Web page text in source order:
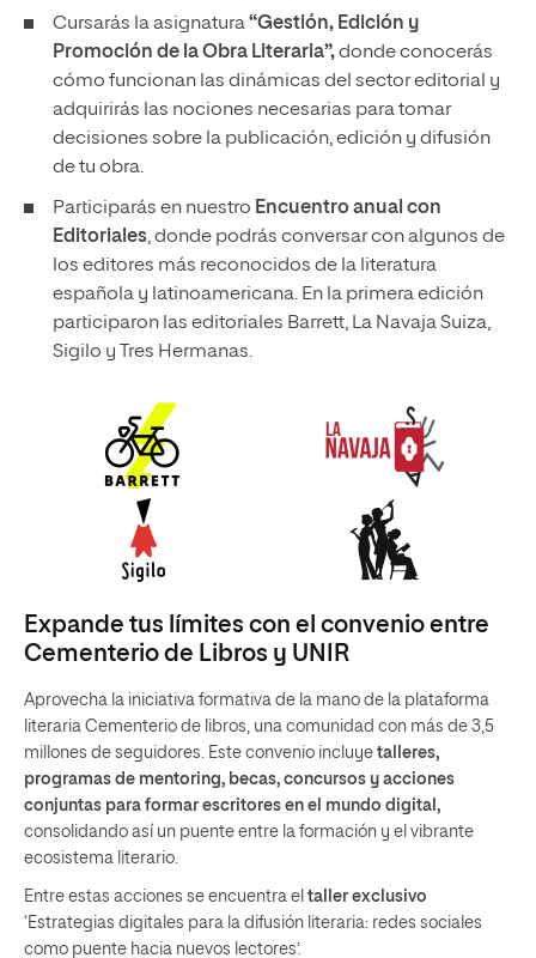
Cursarás la asignatura“Gestión, Edición y
Promoción de la Obra Literaria”,donde conocerás
cómo funcionan las dinámicas del sector editorial y
adquirirás las nociones necesarias para tomar
decisiones sobre la publicación, edición y difusión
de tu obra.
Participarás en nuestro Encuentro anual con
Editoriales, donde podrás conversar con algunos de
los editores más reconocidos de la literatura
española y latinoamericana. En la primera edición
participaron las editoriales Barrett, La Navaja Suiza,
Sigilo y Tres Hermanas.
Expande tus límites con el convenio entre
Cementerio de Libros y UNIR
Aprovecha la iniciativa formativa de la mano de la plataforma
literaria Cementerio de libros, una comunidad con más de 3,5
millones de seguidores. Este convenio incluye talleres,
programas de mentoring, becas, concursos y acciones
conjuntas para formar escritores en el mundo digital,
consolidando así un puente entre la formación y el vibrante
ecosistema literario.
Entre estas acciones se encuentra el taller exclusivo
‘Estrategias digitales para la difusión literaria: redes sociales
como puente hacia nuevos lectores’.